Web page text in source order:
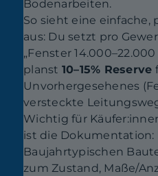
Bodenarbeiten.
So sieht eine einfache,
aus: Du setzt pro
„Fenster
planst 10–15% Reserve
Unvorhergesehenes
versteckte
Wichtig für
ist die Dokumentation:
Baujahrtypischen
zum Zustand, Maße/